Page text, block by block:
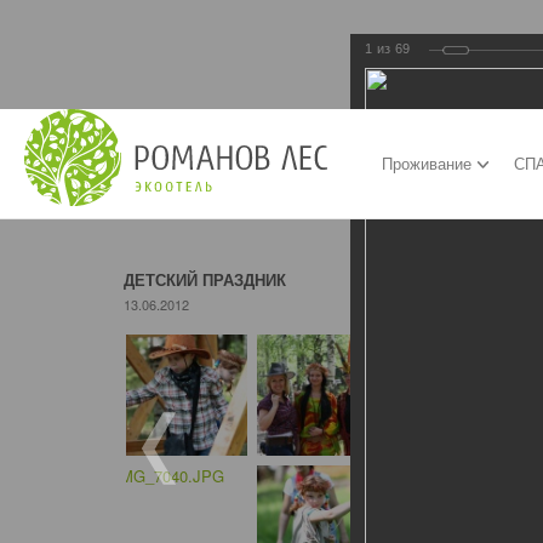
Проживание
ДЕТСКИЙ ПРАЗДНИК
13.06.2012
1 из 69